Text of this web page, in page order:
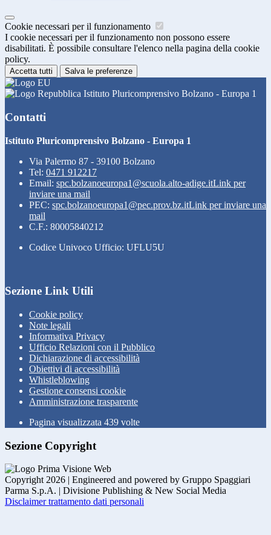
Cookie necessari per il funzionamento
I cookie necessari per il funzionamento non possono essere
disabilitati. È possibile consultare l'elenco nella pagina della cookie
policy.
Accetta tutti Salva le preferenze
Istituto Pluricomprensivo Bolzano - Europa 1
Contatti
Istituto Pluricomprensivo Bolzano - Europa 1
Via Palermo 87 - 39100 Bolzano
Tel: 0471 912217
Email: spc.bolzanoeuropa1@scuola.alto-adige.itLink per
inviare una mail
PEC: spc.bolzanoeuropa1@pec.prov.bz.itLink per inviare una
mail
C.F.: 80005840212
Codice Univoco Ufficio: UFLU5U
Sezione Link Utili
Cookie policy
Note legali
Informativa Privacy
Ufficio Relazioni con il Pubblico
Dichiarazione di accessibilità
Obiettivi di accessibilità
Whistleblowing
Gestione consensi cookie
Amministrazione trasparente
Pagina visualizzata 439 volte
Sezione Copyright
Copyright 2026 | Engineered and powered by Gruppo Spaggiari
Parma S.p.A. | Divisione Publishing & New Social Media
Disclaimer trattamento dati personali